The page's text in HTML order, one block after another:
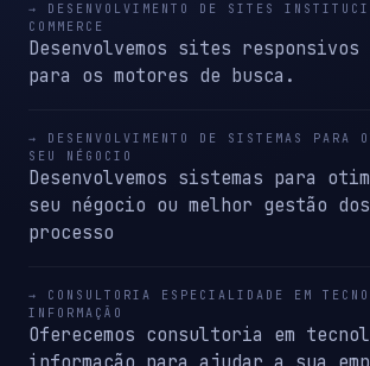
→ DESENVOLVIMENTO DE SITES
COMMERCE
Desenvolvemos sites
para os motores de busca.
→ DESENVOLVIMENTO DE SISTEMAS PARA
SEU NÉGOCIO
Desenvolvemos sistemas para
seu négocio ou melhor gestão
processo
→ CONSULTORIA ESPECIALIDADE EM
INFORMAÇÃO
Oferecemos consultoria em